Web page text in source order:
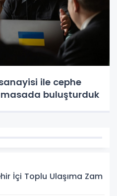
ile cephe
masada buluşturduk
İçi Toplu Ulaşıma Zam